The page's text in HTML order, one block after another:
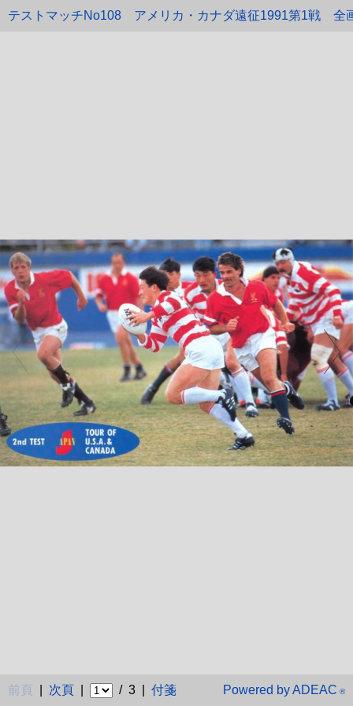
テストマッチNo108 アメリカ・カナダ遠征1991第1戦 全
前頁 次頁 / 3 | 付箋 Powered by ADEAC ®